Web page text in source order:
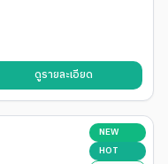
ดูรายละเอียด
NEW
HOT